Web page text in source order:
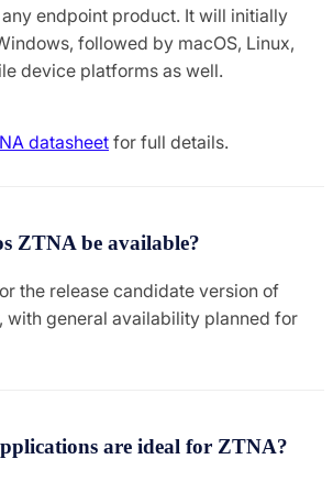
endpoint product. It will initially
followed by macOS, Linux,
device platforms as well.
datasheet for full details.
ZTNA be available?
the release candidate version of
with general availability planned for
are ideal for ZTNA?